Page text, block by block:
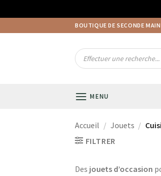
au
BOUTIQUE DE SECONDE
Recherche
de
produits
MENU
Accueil / Jouets /
FILTRER
Des jouets d’occasion